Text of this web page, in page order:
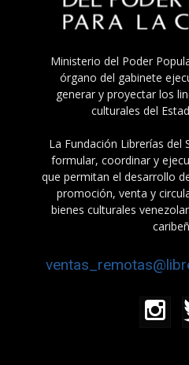
Ministerio del Poder
órgano del gabinete
generar y proyectar los
culturales del
La Fundación Librerías del
formular, coordinar y
que permitan el desarrollo
promoción, venta y
bienes culturales